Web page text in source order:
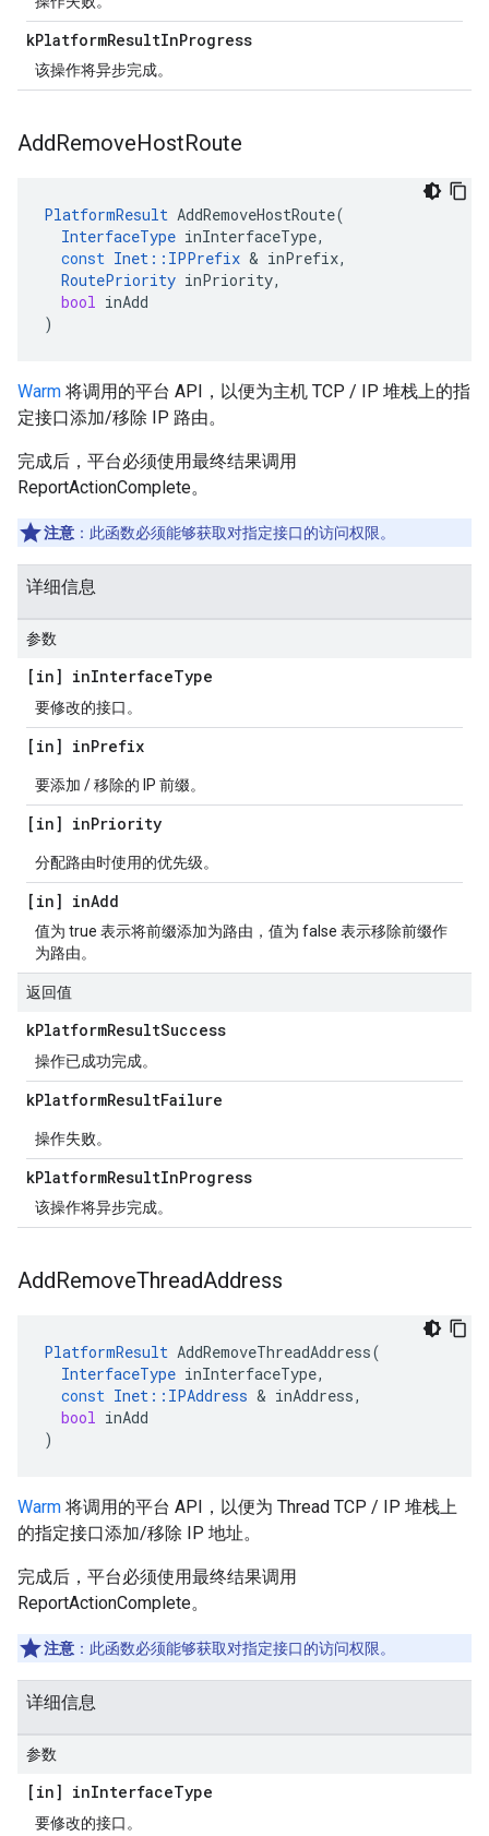
kPlatformResultInProgress
该操作将异步完成。
AddRemoveHostRoute
PlatformResult AddRemoveHostRoute(
InterfaceType inInterfaceType,
const Inet :: IPPrefix & inPrefix,
RoutePriority inPriority,
bool inAdd
)
Warm 将调用的平台 API，以便为主机 TCP / IP 堆栈上的指
定接口添加/移除 IP 路由。
完成后，平台必须使用最终结果调用
ReportActionComplete。
注意 ：此函数必须能够获取对指定接口的访问权限。
详细信息
参数
[in] inInterfaceType
要修改的接口。
[in] inPrefix
要添加 / 移除的 IP 前缀。
[in] inPriority
分配路由时使用的优先级。
[in] inAdd
值为 true 表示将前缀添加为路由，值为 false 表示移除前缀作
为路由。
返回值
kPlatformResultSuccess
操作已成功完成。
kPlatformResultFailure
操作失败。
kPlatformResultInProgress
该操作将异步完成。
AddRemoveThreadAddress
PlatformResult AddRemoveThreadAddress(
InterfaceType inInterfaceType,
const Inet :: IPAddress & inAddress,
bool inAdd
)
Warm 将调用的平台 API，以便为 Thread TCP / IP 堆栈上
的指定接口添加/移除 IP 地址。
完成后，平台必须使用最终结果调用
ReportActionComplete。
注意 ：此函数必须能够获取对指定接口的访问权限。
详细信息
参数
[in] inInterfaceType
要修改的接口。